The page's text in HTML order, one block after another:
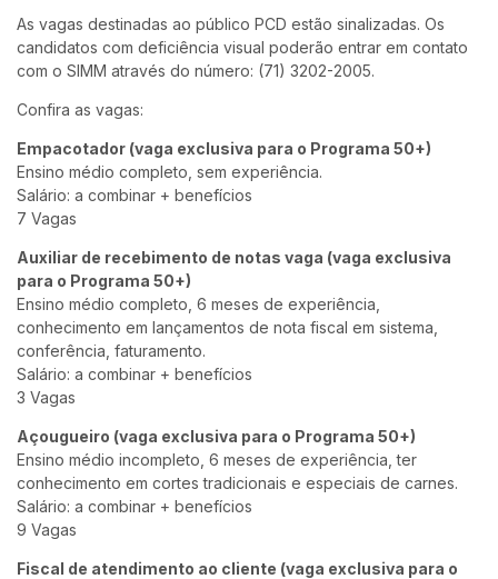
As vagas destinadas ao público PCD estão sinalizadas. Os
candidatos com deficiência visual poderão entrar em contato
com o SIMM através do número: (71) 3202-2005.
Confira as vagas:
Empacotador (vaga exclusiva para o Programa 50+)
Ensino médio completo, sem experiência.
Salário: a combinar + benefícios
7 Vagas
Auxiliar de recebimento de notas vaga (vaga exclusiva
para o Programa 50+)
Ensino médio completo, 6 meses de experiência,
conhecimento em lançamentos de nota fiscal em sistema,
conferência, faturamento.
Salário: a combinar + benefícios
3 Vagas
Açougueiro (vaga exclusiva para o Programa 50+)
Ensino médio incompleto, 6 meses de experiência, ter
conhecimento em cortes tradicionais e especiais de carnes.
Salário: a combinar + benefícios
9 Vagas
Fiscal de atendimento ao cliente (vaga exclusiva para o